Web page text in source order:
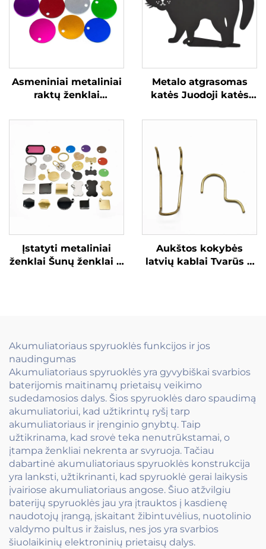
Asmeniniai metaliniai
raktų ženklai
spausdinimas Baltieji
grafuotu logotipu
Metalo atgrasomas
katės Juodoji katės
atspindinčiomis
Įstatyti metaliniai
ženklai Šunų ženklai ir
Aukštos kokybės
latvių kablai Tvarūs ir
Akumuliatoriaus spyruoklės funkcijos ir jos
naudingumas
Akumuliatoriaus spyruoklės yra gyvybiškai svarbios
baterijomis maitinamų prietaisų veikimo
sudedamosios dalys. Šios spyruoklės daro spaudimą
akumuliatoriui, kad užtikrintų ryšį tarp
akumuliatoriaus ir įrenginio gnybtų. Taip
užtikrinama, kad srovė teka nenutrūkstamai, o
įtampa ženkliai nekrenta ar svyruoja. Tačiau
dabartinė akumuliatoriaus spyruoklės konstrukcija
yra lanksti, užtikrinanti, kad spyruoklė gerai laikysis
įvairiose akumuliatoriaus angose. Šiuo atžvilgiu
baterijų spyruoklės jau yra įtrauktos į kasdienę
naudotojų įrangą, įskaitant žibintuvėlius, nuotolinio
valdymo pultus ir žaislus, nes jos yra svarbios
šiuolaikinių elektroninių prietaisų dalys.